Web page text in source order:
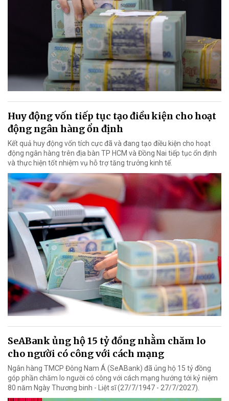
Huy động vốn tiếp tục tạo điều kiện cho hoạt
động ngân hàng ổn định
Kết quả huy động vốn tích cực đã và đang tạo điều kiện cho hoạt
động ngân hàng trên địa bàn TP HCM và Đồng Nai tiếp tục ổn định
và thực hiện tốt nhiệm vụ hỗ trợ tăng trưởng kinh tế.
SeABank ủng hộ 15 tỷ đồng nhằm chăm lo
cho người có công với cách mạng
Ngân hàng TMCP Đông Nam Á (SeABank) đã ủng hộ 15 tỷ đồng
góp phần chăm lo người có công với cách mạng hướng tới kỷ niệm
80 năm Ngày Thương binh - Liệt sĩ (27/7/1947 - 27/7/2027).